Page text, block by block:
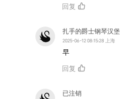
回复
扎手的爵士钢琴汉堡
2025-06-12 08:15:28 上海
早
回复
已注销